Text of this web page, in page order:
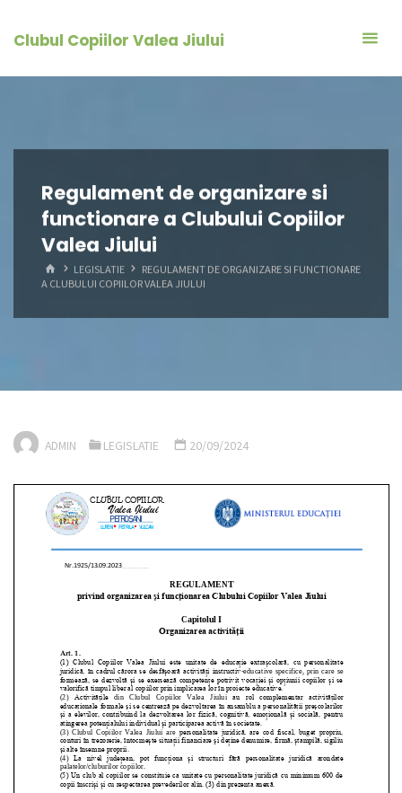
Clubul Copiilor Valea Jiului
Regulament de organizare si
functionare a Clubului Copiilor
Valea Jiului
HOMELEGISLATIE
REGULAMENT DE ORGANIZARE SI FUNCTIONARE
A CLUBULUI COPIILOR VALEA JIULUI
ADMIN LEGISLATIE 20/09/2024